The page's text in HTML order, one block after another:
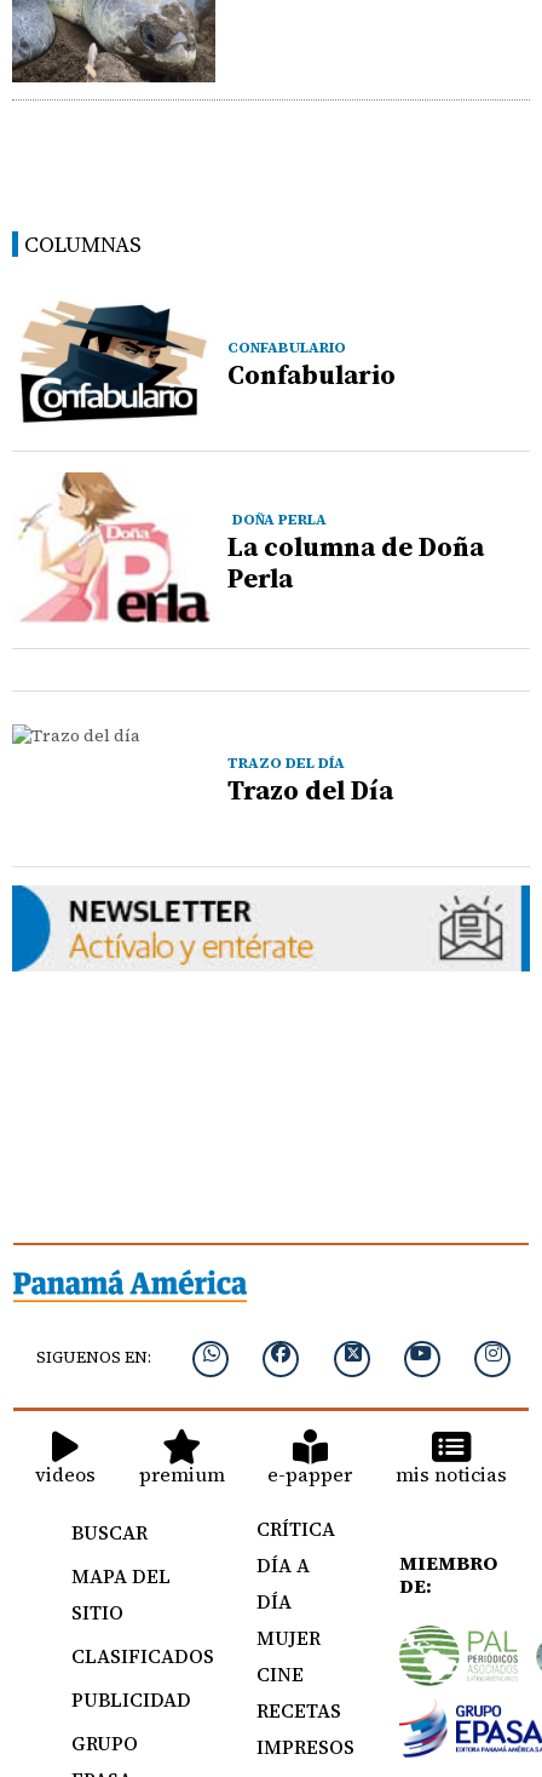
COLUMNAS
CONFABULARIO
Confabulario
DOÑA PERLA
La columna de Doña
Perla
TRAZO DEL DÍA
Trazo del Día
SIGUENOS EN:
videos premium e-papper mis noticias
BUSCAR
MAPA DEL
SITIO
CLASIFICADOS
PUBLICIDAD
GRUPO
CRÍTICA
DÍA A
DÍA
MUJER
CINE
RECETAS
IMPRESOS
MIEMBRO
DE: